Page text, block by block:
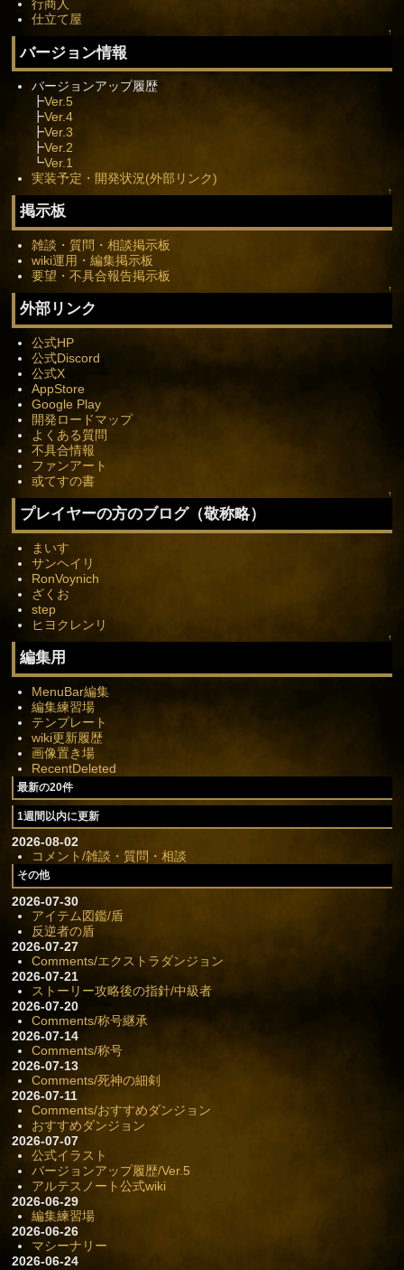
行商人
仕立て屋
↑
バージョン情報
バージョンアップ履歴
┣Ver.5
┣Ver.4
┣Ver.3
┣Ver.2
┗Ver.1
実装予定・開発状況(外部リンク)
↑
掲示板
雑談・質問・相談掲示板
wiki運用・編集掲示板
要望・不具合報告掲示板
↑
外部リンク
公式HP
公式Discord
公式X
AppStore
Google Play
開発ロードマップ
よくある質問
不具合情報
ファンアート
或てすの書
↑
プレイヤーの方のブログ（敬称略）
まいす
サンヘイリ
RonVoynich
ざくお
step
ヒヨクレンリ
↑
編集用
MenuBar編集
編集練習場
テンプレート
wiki更新履歴
画像置き場
RecentDeleted
最新の20件
1週間以内に更新
2026-08-02
コメント/雑談・質問・相談
その他
2026-07-30
アイテム図鑑/盾
反逆者の盾
2026-07-27
Comments/エクストラダンジョン
2026-07-21
ストーリー攻略後の指針/中級者
2026-07-20
Comments/称号継承
2026-07-14
Comments/称号
2026-07-13
Comments/死神の細剣
2026-07-11
Comments/おすすめダンジョン
おすすめダンジョン
2026-07-07
公式イラスト
バージョンアップ履歴/Ver.5
アルテスノート公式wiki
2026-06-29
編集練習場
2026-06-26
マシーナリー
2026-06-24